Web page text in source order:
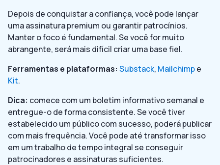
Depois de conquistar a confiança, você pode lançar
uma assinatura premium ou garantir patrocínios.
Manter o foco é fundamental. Se você for muito
abrangente, será mais difícil criar uma base fiel.
Ferramentas e plataformas: Substack, Mailchimpe
Kit.
Dica: comece com um boletim informativo semanal e
entregue-o de forma consistente. Se você tiver
estabelecido um público com sucesso, poderá publicar
com mais frequência. Você pode até transformar isso
em um trabalho de tempo integral se conseguir
patrocinadores e assinaturas suficientes.